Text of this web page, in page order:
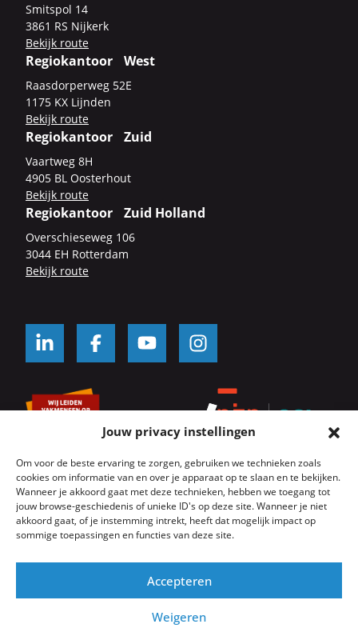
Jouw privacy instellingen
Om voor de beste ervaring te zorgen, gebruiken we technieken zoals
cookies om informatie van en over je apparaat op te slaan en te bekijken.
Wanneer je akkoord gaat met deze technieken, hebben we toegang tot
jouw browse-geschiedenis of unieke ID's op deze site. Wanneer je niet
akkoord gaat, of je instemming intrekt, heeft dat mogelijk impact op
sommige toepassingen en functies van deze site.
Accepteren
Weigeren
Smits­pol 14
3861 RS Nij­kerk
Be­kijk route
Regiokantoor West
Raas­dor­per­weg 52E
1175 KX Lijn­den
Be­kijk route
Regiokantoor Zuid
Vaart­weg 8H
4905 BL Oos­ter­hout
Be­kijk route
Regiokantoor Zuid Holland
Over­schie­se­weg 106
3044 EH Rot­ter­dam
Be­kijk route
© SKK Kozijnwacht 2026
Algemene voorwaarden
Servicevoorwaarden
Onderhoudsvoorwaarden